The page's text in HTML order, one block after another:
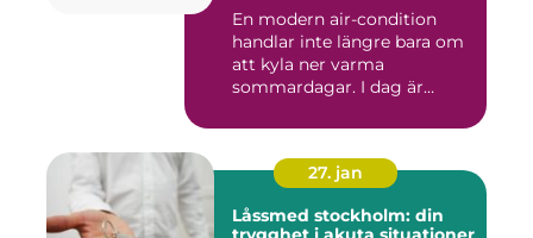
En modern air-condition
handlar inte längre bara om
att kyla ner varma
sommardagar. I dag är
27. jan
Låssmed stockholm: din